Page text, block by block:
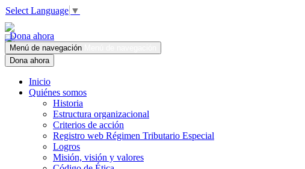
Select Language ▼
Dona ahora
Menú de navegación
Dona ahora
Inicio
Quiénes somos
Historia
Estructura organizacional
Criterios de acción
Registro web Régimen Tributario Especial
Logros
Misión, visión y valores